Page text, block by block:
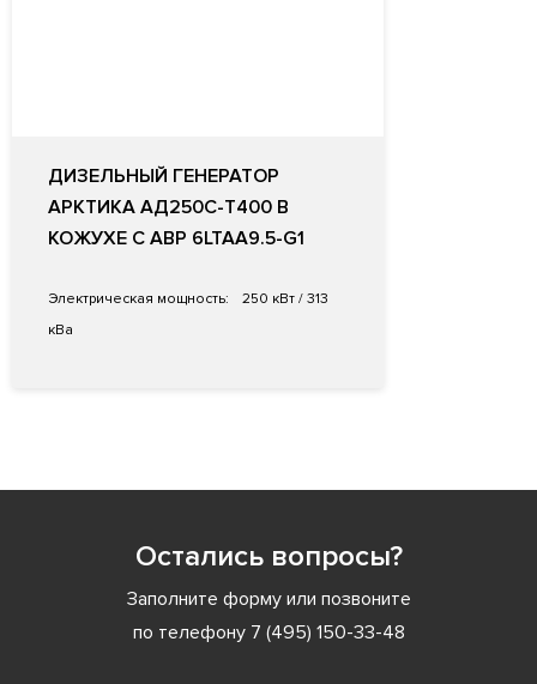
ДИЗЕЛЬНЫЙ ГЕНЕРАТОР
АРКТИКА АД250С-Т400 В
КОЖУХЕ С АВР 6LTAA9.5-G1
Электрическая мощность:
250 кВт / 313
кВа
Остались вопросы?
Заполните форму или позвоните
по телефону 7 (495) 150-33-48